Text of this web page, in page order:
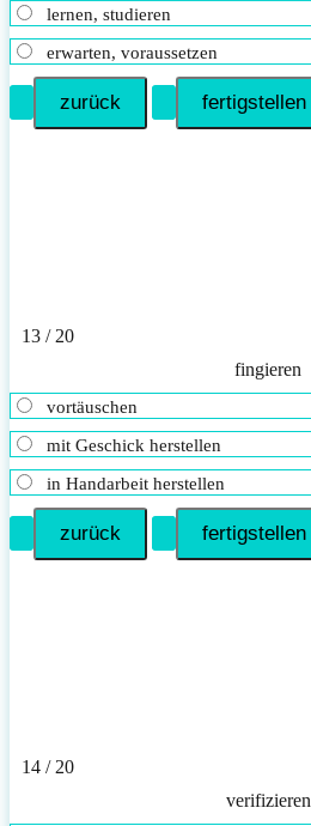
lernen, studieren
erwarten, voraussetzen
13 / 20
fingieren
vortäuschen
mit Geschick herstellen
in Handarbeit herstellen
14 / 20
verifizieren